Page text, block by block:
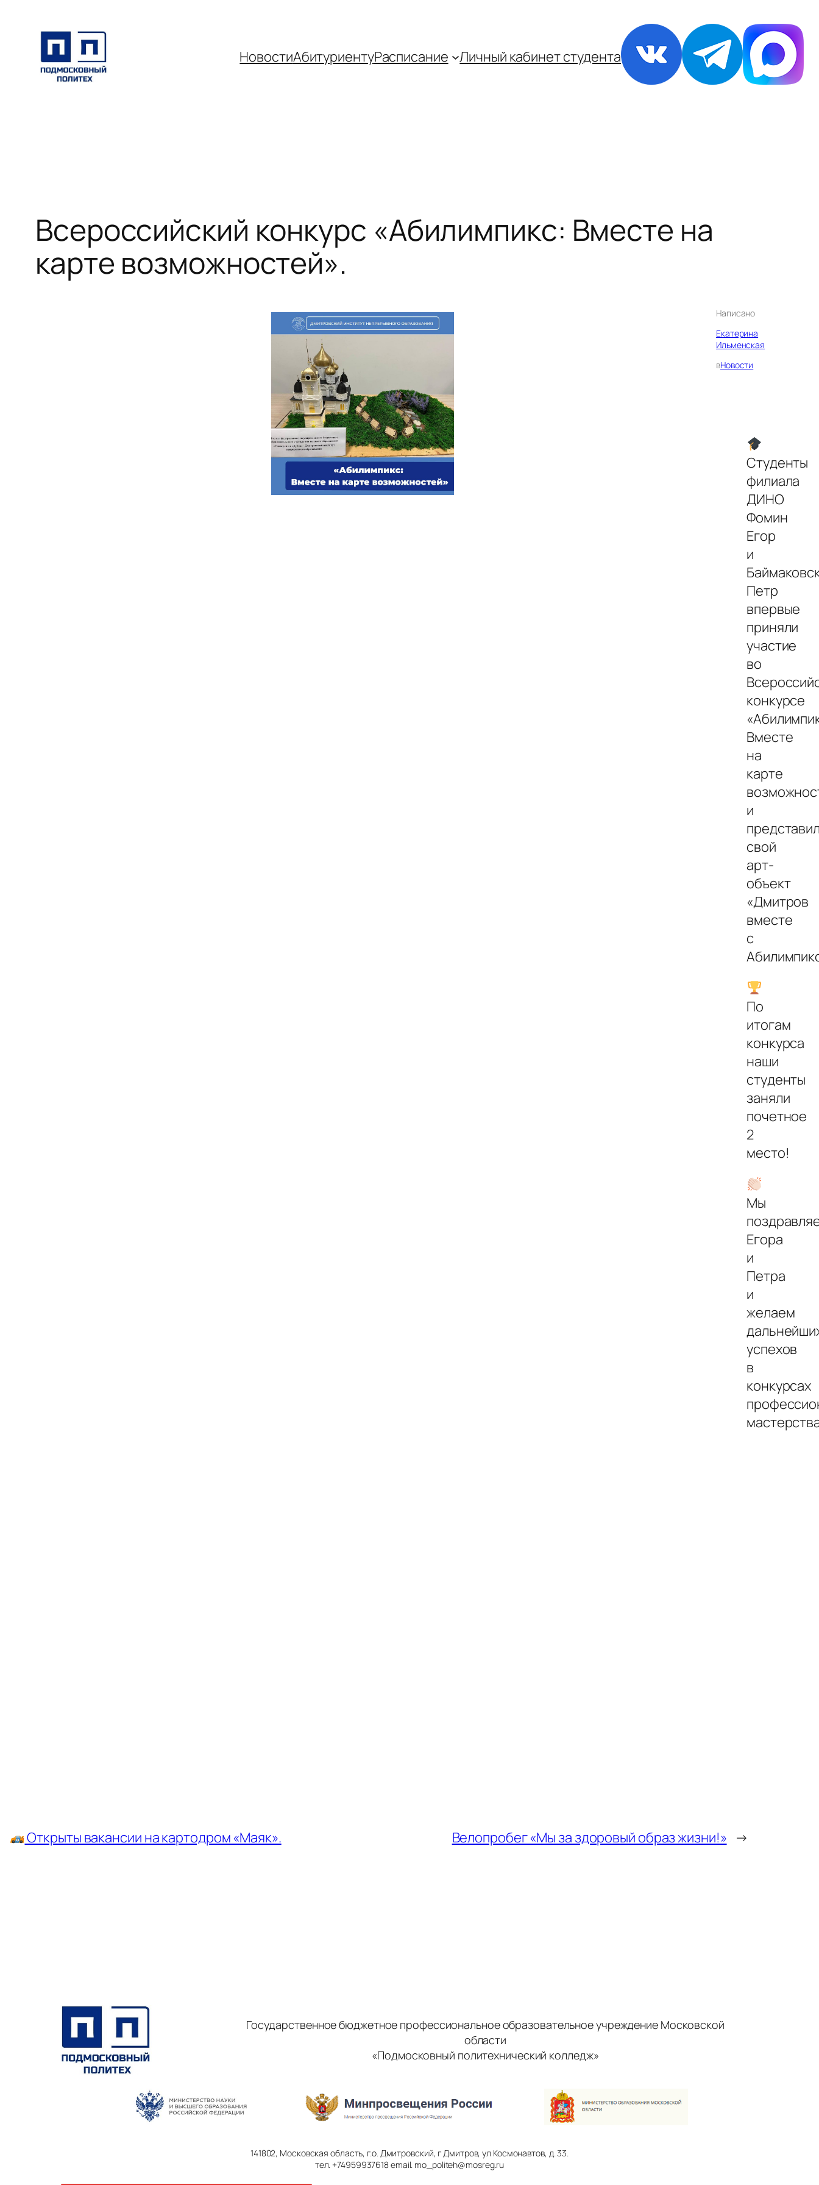
содержимому
НовостиАбитуриентуРаспиcание Личный кабинет студента
Всероссийский конкурс «Абилимпикс: Вместе на
карте возможностей».
Написано
Екатерина
Ильменская
вНовости
Студенты
филиала
ДИНО
Фомин
Егор
и
Петр
впервые
приняли
участие
во
конкурсе
Вместе
на
карте
и
свой
арт-
объект
«Дмитров
вместе
с
По
итогам
конкурса
наши
студенты
заняли
почетное
2
место!
Мы
Егора
и
Петра
и
желаем
успехов
в
конкурсах
Открыты вакансии на картодром «Маяк». Велопробег «Мы за здоровый образ жизни!» →
Государственное бюджетное профессиональное образовательное учреждение Московской
области
«Подмосковный политехнический колледж»
141802, Московская область, г.о. Дмитровский, г Дмитров, ул Космонавтов, д. 33.
тел. +74959937618 email. mo_politeh@mosreg.ru